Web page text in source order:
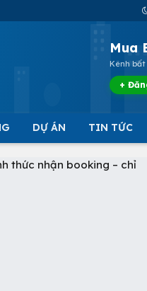
Mua
Kênh
+
DỰ ÁN TIN TỨC